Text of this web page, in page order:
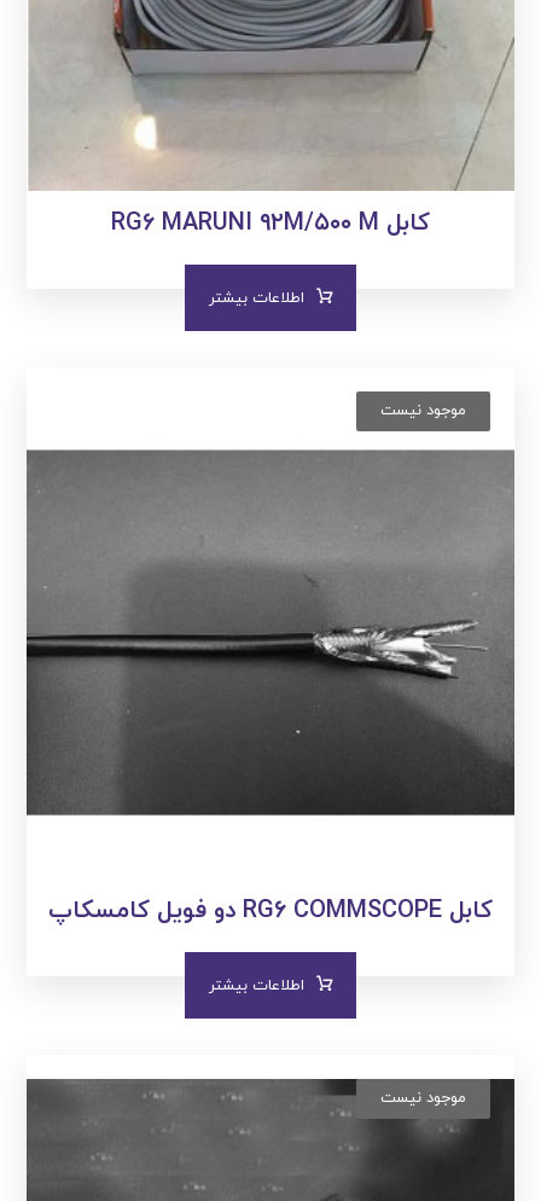
کابل RG۶ MARUNI ۹۲M/۵۰۰ M
اطلاعات بیشتر
کابل RG۶ COMMSCOPE دو فویل کامسکاپ
موجود نیست
اطلاعات بیشتر
موجود نیست